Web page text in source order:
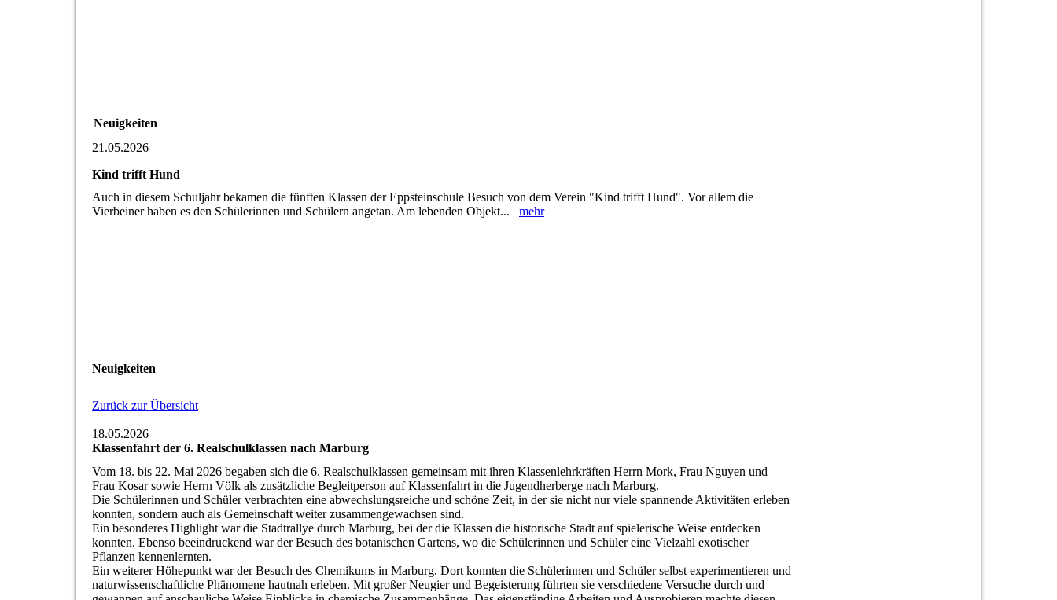
Neuigkeiten
21.05.2026
Kind trifft Hund
Auch in diesem Schuljahr bekamen die fünften Klassen der Eppsteinschule Besuch von dem Verein "Kind trifft Hund". Vor allem die
Vierbeiner haben es den Schülerinnen und Schülern angetan. Am lebenden Objekt... mehr
Neuigkeiten
Zurück zur Übersicht
18.05.2026
Klassenfahrt der 6. Realschulklassen nach Marburg
Vom 18. bis 22. Mai 2026 begaben sich die 6. Realschulklassen gemeinsam mit ihren Klassenlehrkräften Herrn Mork, Frau Nguyen und
Frau Kosar sowie Herrn Völk als zusätzliche Begleitperson auf Klassenfahrt in die Jugendherberge nach Marburg.
Die Schülerinnen und Schüler verbrachten eine abwechslungsreiche und schöne Zeit, in der sie nicht nur viele spannende Aktivitäten erleben
konnten, sondern auch als Gemeinschaft weiter zusammengewachsen sind.
Ein besonderes Highlight war die Stadtrallye durch Marburg, bei der die Klassen die historische Stadt auf spielerische Weise entdecken
konnten. Ebenso beeindruckend war der Besuch des botanischen Gartens, wo die Schülerinnen und Schüler eine Vielzahl exotischer
Pflanzen kennenlernten.
Ein weiterer Höhepunkt war der Besuch des Chemikums in Marburg. Dort konnten die Schülerinnen und Schüler selbst experimentieren und
naturwissenschaftliche Phänomene hautnah erleben. Mit großer Neugier und Begeisterung führten sie verschiedene Versuche durch und